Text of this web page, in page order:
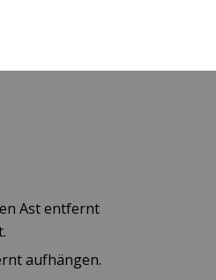
Ast entfernt
aufhängen.